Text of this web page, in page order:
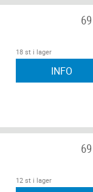
69
18 st i lager
INFO
69
12 st i lager